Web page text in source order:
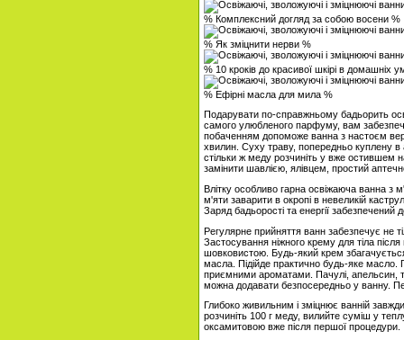
% Комплексний догляд за собою восени %
% Як зміцнити нерви %
% 10 кроків до красивої шкірі в домашніх
% Ефірні масла для мила %
Подарувати по-справжньому бадьорить
самого улюбленого парфуму, вам
побаченням допоможе ванна з настоєм
хвилин. Суху траву, попередньо куплену в
стільки ж меду розчиніть у вже остившем
замінити шавлією, ялівцем, простий
Влітку особливо гарна освіжаюча ванна з
м'яти заварити в окропі в невеликій
Заряд бадьорості та енергії
Регулярне прийняття ванн забезпечує не
Застосування ніжного крему для тіла
шовковистою. Будь-який крем
масла. Підійде практично будь-яке
приємними ароматами. Пачулі, апельсин,
можна додавати безпосередньо у ванну.
Глибоко живильним і зміцнює ванній
розчиніть 100 г меду, вилийте суміш у
оксамитовою вже після першої процедури.